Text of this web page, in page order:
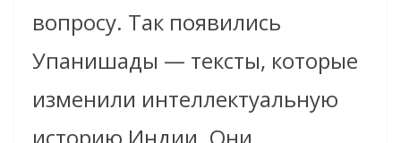
вопросу. Так появились
Упанишады — тексты, которые
изменили интеллектуальную